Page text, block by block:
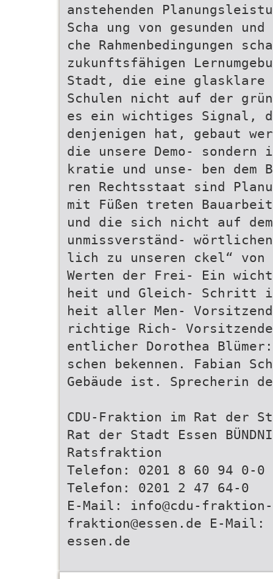
anstehenden
Scha ung von gesunden und
che Rahmenbedingungen
zukunftsfähigen
Stadt, die eine glasklare
Schulen nicht auf der
es ein wichtiges Signal,
denjenigen hat, gebaut
die unsere Demo- sondern
kratie und unse- ben dem
ren Rechtsstaat sind
mit Füßen treten
und die sich nicht auf
unmissverständ-
lich zu unseren ckel“ von
Werten der Frei- Ein
heit und Gleich- Schritt
heit aller Men-
richtige Rich-
entlicher Dorothea
schen bekennen. Fabian
Gebäude ist. Sprecherin
CDU-Fraktion im Rat der
Rat der Stadt Essen
Ratsfraktion
Telefon: 0201 8 60 94 0-0
Telefon: 0201 2 47 64-0
E-Mail: info@cdu-
fraktion@essen.de E-
essen.de